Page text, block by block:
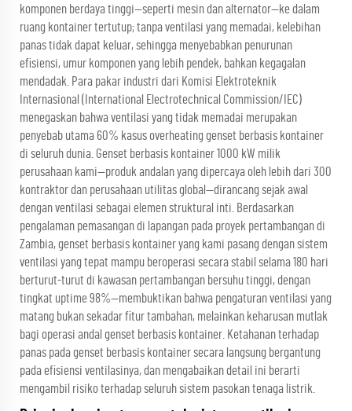
komponen berdaya tinggi—seperti mesin dan alternator—ke dalam
ruang kontainer tertutup; tanpa ventilasi yang memadai, kelebihan
panas tidak dapat keluar, sehingga menyebabkan penurunan
efisiensi, umur komponen yang lebih pendek, bahkan kegagalan
mendadak. Para pakar industri dari Komisi Elektroteknik
Internasional (International Electrotechnical Commission/IEC)
menegaskan bahwa ventilasi yang tidak memadai merupakan
penyebab utama 60% kasus overheating genset berbasis kontainer
di seluruh dunia. Genset berbasis kontainer 1000 kW milik
perusahaan kami—produk andalan yang dipercaya oleh lebih dari 300
kontraktor dan perusahaan utilitas global—dirancang sejak awal
dengan ventilasi sebagai elemen struktural inti. Berdasarkan
pengalaman pemasangan di lapangan pada proyek pertambangan di
Zambia, genset berbasis kontainer yang kami pasang dengan sistem
ventilasi yang tepat mampu beroperasi secara stabil selama 180 hari
berturut-turut di kawasan pertambangan bersuhu tinggi, dengan
tingkat uptime 98%—membuktikan bahwa pengaturan ventilasi yang
matang bukan sekadar fitur tambahan, melainkan keharusan mutlak
bagi operasi andal genset berbasis kontainer. Ketahanan terhadap
panas pada genset berbasis kontainer secara langsung bergantung
pada efisiensi ventilasinya, dan mengabaikan detail ini berarti
mengambil risiko terhadap seluruh sistem pasokan tenaga listrik.